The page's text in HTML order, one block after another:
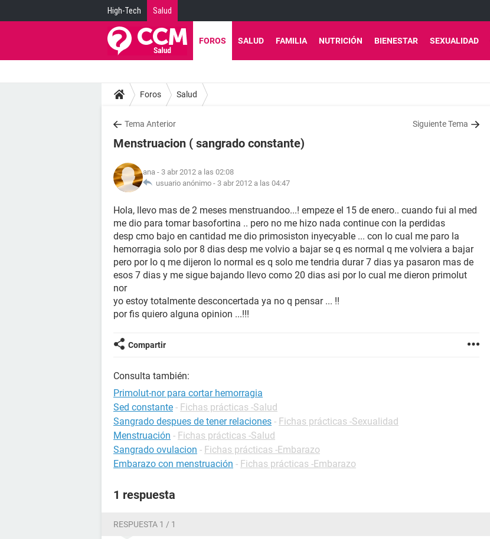
High-Tech Salud
FOROS SALUD FAMILIA NUTRICIÓN BIENESTAR SEXUALIDAD
Foros Salud
Tema Anterior Siguiente Tema
Menstruacion ( sangrado constante)
ana - 3 abr 2012 a las 02:08
usuario anónimo - 3 abr 2012 a las 04:47
Hola, llevo mas de 2 meses menstruandoo...! empeze el 15 de enero.. cuando fui al med
me dio para tomar basofortina .. pero no me hizo nada continue con la perdidas
desp cmo bajo en cantidad me dio primosiston inyecyable ... con lo cual me paro la
hemorragia solo por 8 dias desp me volvio a bajar se q es normal q me volviera a bajar
pero por lo q me dijeron lo normal es q solo me tendria durar 7 dias ya pasaron mas de
esos 7 dias y me sigue bajando llevo como 20 dias asi por lo cual me dieron primolut
nor
yo estoy totalmente desconcertada ya no q pensar ... !!
por fis quiero alguna opinion ...!!!
Compartir
Consulta también:
Primolut-nor para cortar hemorragia
Sed constante - Fichas prácticas -Salud
Sangrado despues de tener relaciones - Fichas prácticas -Sexualidad
Menstruación - Fichas prácticas -Salud
Sangrado ovulacion - Fichas prácticas -Embarazo
Embarazo con menstruación - Fichas prácticas -Embarazo
1 respuesta
RESPUESTA 1 / 1